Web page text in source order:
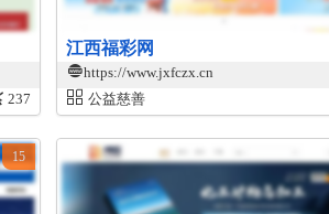
237
江西福彩网
https://www.jxfczx.cn
公益慈善
15